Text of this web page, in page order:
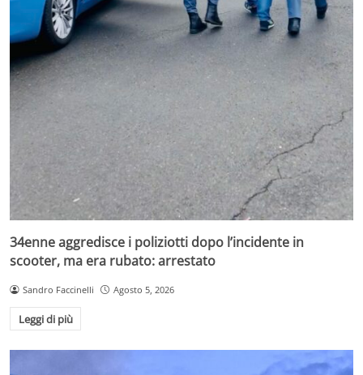
34enne aggredisce i poliziotti dopo l’incidente in
scooter, ma era rubato: arrestato
Sandro Faccinelli Agosto 5, 2026
Leggi di più